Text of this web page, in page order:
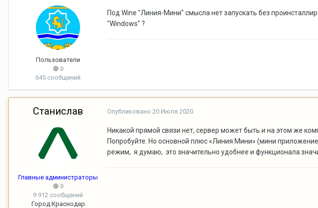
Пользователи
0
645 сообщений
Под Wine "Линия-Мини" смысла нет запускать без
"Windows" ?
Станислав
Главные администраторы
0
9 912 сообщений
Город:Краснодар
Опубликовано 20 Июля 2020
Никакой прямой связи нет, сервер может быть и на этом же
Попробуйте. Но основной плюс «Линия Мини» (мини
режим, я думаю, это значительно удобнее и функционала